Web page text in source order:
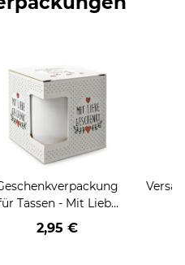
Tassen - Mit Liebe
geschenkt
2,95 €